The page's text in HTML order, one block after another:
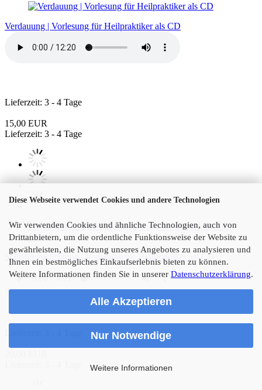
Diese Webseite verwendet Cookies und andere Technologien
Wir verwenden Cookies und ähnliche Technologien, auch von
Drittanbietern, um die ordentliche Funktionsweise der Website zu
gewährleisten, die Nutzung unseres Angebotes zu analysieren und
Ihnen ein bestmögliches Einkaufserlebnis bieten zu können.
Weitere Informationen finden Sie in unserer Datenschutzerklärung.
Alle Akzeptieren
Nur Notwendige
Weitere Informationen
Verdauung | Vorlesung für Heilpraktiker als CD
Lieferzeit: 3 - 4 Tage
15,00 EUR
Lieferzeit: 3 - 4 Tage
Schriftliche Prüfung | Vorlesung für Heilpraktiker als CD